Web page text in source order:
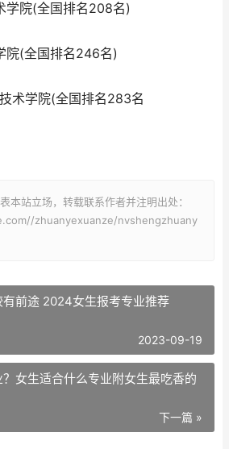
学院(全国排名208名)
院(全国排名246名)
术学院(全国排名283名
本站立场，转载联系作者并注明出处：
zhuanyexuanze/nvshengzhuany
女生学什么专业比较有前途 2024女生报考专业推荐
2023-09-19
女生适合什么专业附女生最吃香的
下一篇 »